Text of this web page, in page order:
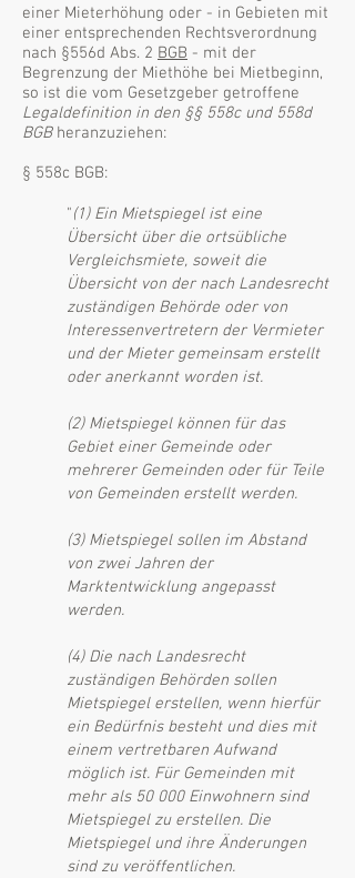
einer Mieterhöhung oder - in Gebieten mit
einer entsprechenden Rechtsverordnung
nach §556d Abs. 2 BGB - mit der
Begrenzung der Miethöhe bei Mietbeginn,
so ist die vom Gesetzgeber getroffene
Legaldefinition in den §§ 558c und 558d
BGBheranzuziehen:
§ 558c BGB:
"(1) Ein Mietspiegel ist eine
Übersicht über die ortsübliche
Vergleichsmiete, soweit die
Übersicht von der nach Landesrecht
zuständigen Behörde oder von
Interessenvertretern der Vermieter
und der Mieter gemeinsam erstellt
oder anerkannt worden ist.
(2) Mietspiegel können für das
Gebiet einer Gemeinde oder
mehrerer Gemeinden oder für Teile
von Gemeinden erstellt werden.
(3) Mietspiegel sollen im Abstand
von zwei Jahren der
Marktentwicklung angepasst
werden.
(4) Die nach Landesrecht
zuständigen Behörden sollen
Mietspiegel erstellen, wenn hierfür
ein Bedürfnis besteht und dies mit
einem vertretbaren Aufwand
möglich ist. Für Gemeinden mit
mehr als 50 000 Einwohnern sind
Mietspiegel zu erstellen. Die
Mietspiegel und ihre Änderungen
sind zu veröffentlichen.